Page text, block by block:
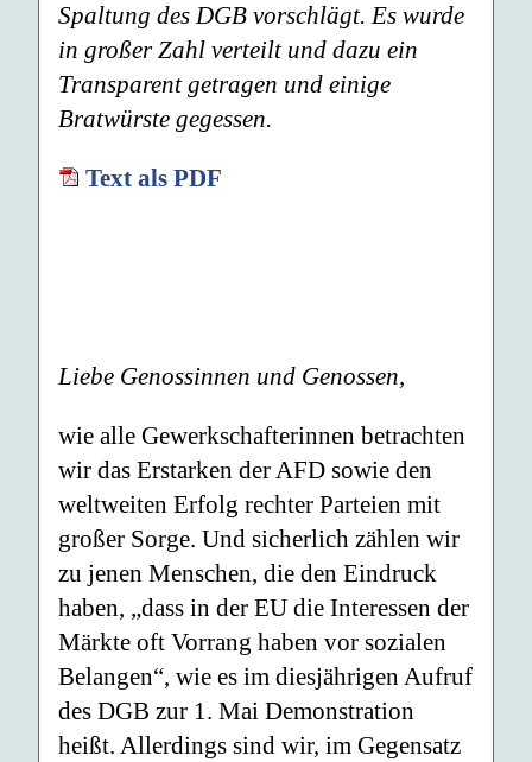
Spaltung des DGB vorschlägt. Es wurde
in großer Zahl verteilt und dazu ein
Transparent getragen und einige
Bratwürste gegessen.
Text als PDF
Liebe Genossinnen und Genossen,
wie alle Gewerkschafterinnen betrachten
wir das Erstarken der AFD sowie den
weltweiten Erfolg rechter Parteien mit
großer Sorge. Und sicherlich zählen wir
zu jenen Menschen, die den Eindruck
haben, „dass in der EU die Interessen der
Märkte oft Vorrang haben vor sozialen
Belangen“, wie es im diesjährigen Aufruf
des DGB zur 1. Mai Demonstration
heißt. Allerdings sind wir, im Gegensatz